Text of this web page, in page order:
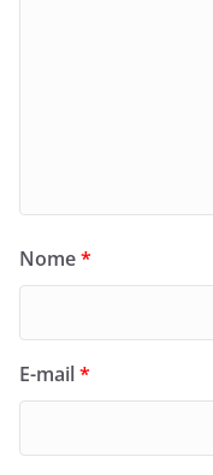
Nome*
E-mail*